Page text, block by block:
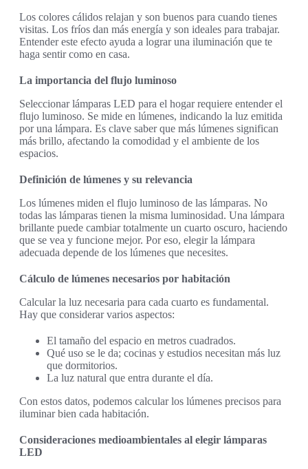
Los colores cálidos relajan y son buenos para cuando tienes
visitas. Los fríos dan más energía y son ideales para trabajar.
Entender este efecto ayuda a lograr una iluminación que te
haga sentir como en casa.
La importancia del flujo luminoso
Seleccionar lámparas LED para el hogar requiere entender el
flujo luminoso. Se mide en lúmenes, indicando la luz emitida
por una lámpara. Es clave saber que más lúmenes significan
más brillo, afectando la comodidad y el ambiente de los
espacios.
Definición de lúmenes y su relevancia
Los lúmenes miden el flujo luminoso de las lámparas. No
todas las lámparas tienen la misma luminosidad. Una lámpara
brillante puede cambiar totalmente un cuarto oscuro, haciendo
que se vea y funcione mejor. Por eso, elegir la lámpara
adecuada depende de los lúmenes que necesites.
Cálculo de lúmenes necesarios por habitación
Calcular la luz necesaria para cada cuarto es fundamental.
Hay que considerar varios aspectos:
El tamaño del espacio en metros cuadrados.
Qué uso se le da; cocinas y estudios necesitan más luz
que dormitorios.
La luz natural que entra durante el día.
Con estos datos, podemos calcular los lúmenes precisos para
iluminar bien cada habitación.
Consideraciones medioambientales al elegir lámparas
LED